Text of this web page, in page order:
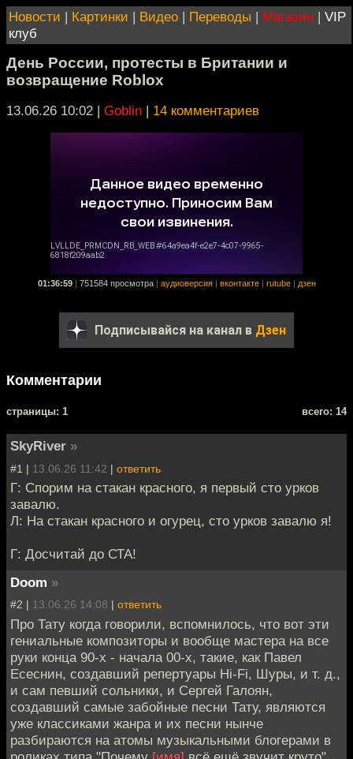
Новости | Картинки | Видео | Переводы | Магазин | VIP
клуб
День России, протесты в Британии и
возвращение Roblox
13.06.26 10:02 | Goblin | 14 комментариев
01:36:59 751584 просмотра аудиоверсия вконтакте rutube дзен
Подписывайся на канал в Дзен
Комментарии
cтраницы: 1 всего: 14
SkyRiver »
#1 | 13.06.26 11:42 | ответить
Г: Спорим на стакан красного, я первый сто урков
завалю.
Л: На стакан красного и огурец, сто урков завалю я!
Г: Досчитай до СТА!
Doom »
#2 | 13.06.26 14:08 | ответить
Про Тату когда говорили, вспомнилось, что вот эти
гениальные композиторы и вообще мастера на все
руки конца 90-х - начала 00-х, такие, как Павел
Есеснин, создавший репертуары Hi-Fi, Шуры, и т. д.,
и сам певший сольники, и Сергей Галоян,
создавший самые забойные песни Тату, являются
уже классиками жанра и их песни нынче
разбираются на атомы музыкальными блогерами в